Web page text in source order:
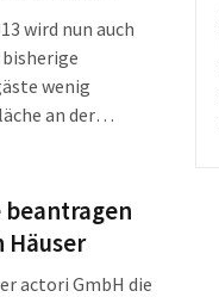
wird nun auch
wenig
an der
von den
actori GmbH die